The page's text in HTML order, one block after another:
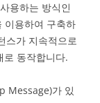
용하는 방식인
이용하여 구축하
스가 지속적으로
로 동작합니다.
Message)가 있